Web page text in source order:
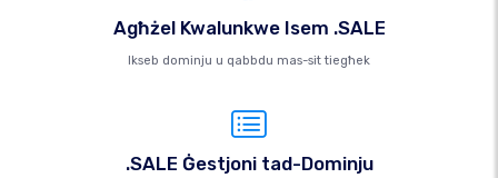
Agħżel Kwalunkwe Isem .SALE
Ikseb dominju u qabbdu mas-sit tiegħek
.SALE Ġestjoni tad-Dominju